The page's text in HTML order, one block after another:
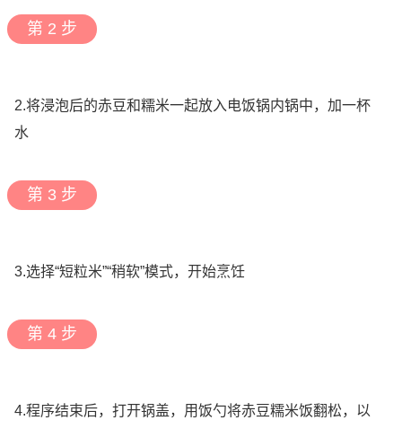
第 2 步
2.将浸泡后的赤豆和糯米一起放入电饭锅内锅中，加一杯
水
第 3 步
3.选择“短粒米”“稍软”模式，开始烹饪
第 4 步
4.程序结束后，打开锅盖，用饭勺将赤豆糯米饭翻松，以